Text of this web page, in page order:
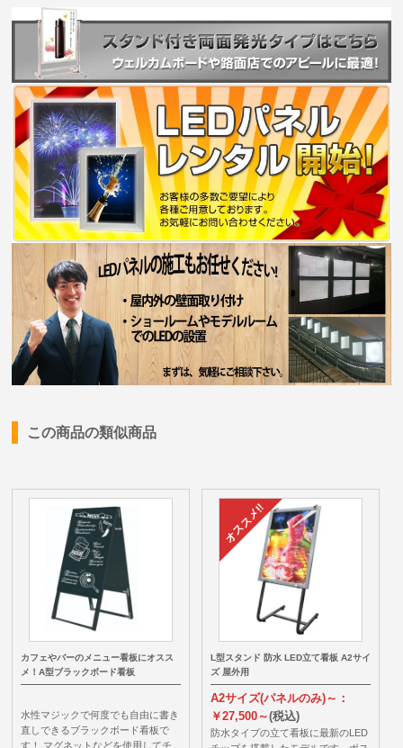
この商品の類似商品
カフェやバーのメニュー看板にオスス
メ！A型ブラックボード看板
水性マジックで何度でも自由に書き
直しできるブラックボード看板で
す！ マグネットなどを使用してチ
L型スタンド 防水 LED立て看板 A2サイ
ズ 屋外用
A2サイズ(パネルのみ)～：
￥27,500～(税込)
防水タイプの立て看板に最新のLED